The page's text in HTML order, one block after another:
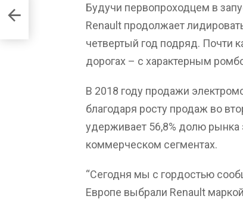
Будучи первопроходцем в
Renault продолжает
четвертый год подряд. Почти
дорогах – с характерным
В 2018 году продажи
благодаря росту продаж во
удерживает 56,8% долю рынка
коммерческом сегментах.
“Сегодня мы с гордостью
Европе выбрали Renault